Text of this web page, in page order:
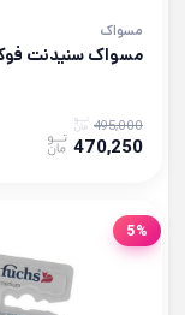
مسواک
مسواک سنیدنت
495,000
470,250
5%